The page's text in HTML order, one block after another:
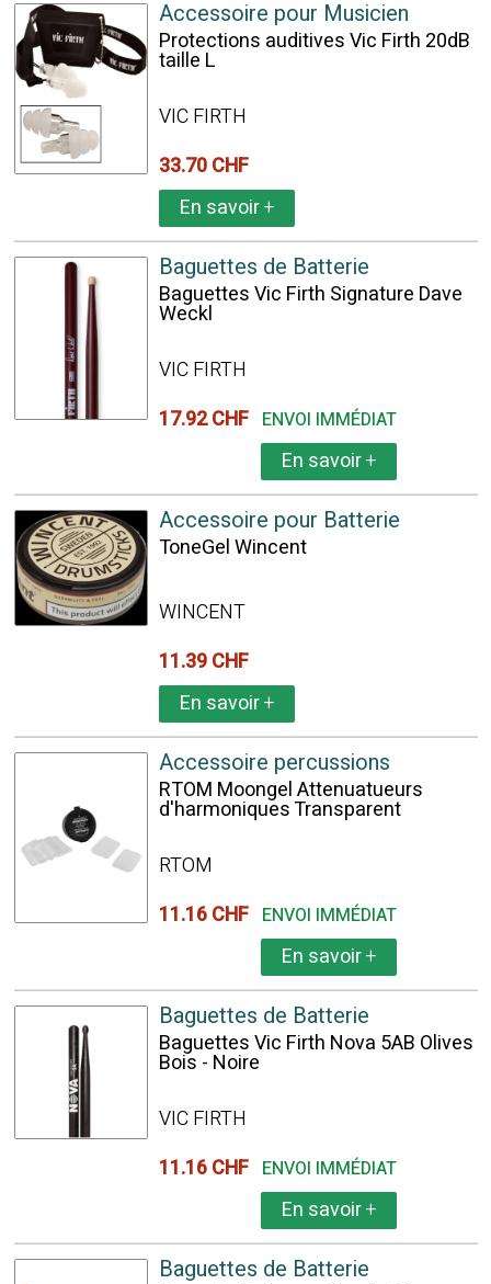
Accessoire pour Musicien
Protections auditives Vic Firth 20dB
taille L
VIC FIRTH
33.70 CHF
En savoir+
Baguettes de Batterie
Baguettes Vic Firth Signature Dave
Weckl
VIC FIRTH
17.92 CHF ENVOI IMMÉDIAT
En savoir+
Accessoire pour Batterie
ToneGel Wincent
WINCENT
11.39 CHF
En savoir+
Accessoire percussions
RTOM Moongel Attenuatueurs
d'harmoniques Transparent
RTOM
11.16 CHF ENVOI IMMÉDIAT
En savoir+
Baguettes de Batterie
Baguettes Vic Firth Nova 5AB Olives
Bois - Noire
VIC FIRTH
11.16 CHF ENVOI IMMÉDIAT
En savoir+
Baguettes de Batterie